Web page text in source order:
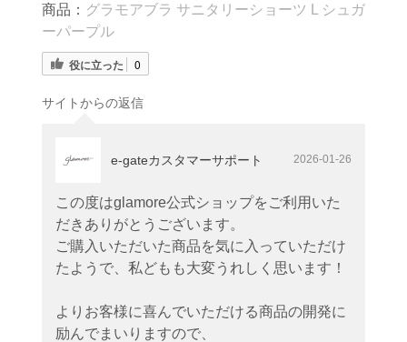
商品： グラモアブラ サニタリーショーツ L シュガ
ーパープル
役に立った 0
サイトからの返信
e-gateカスタマーサポート 2026-01-26
この度はglamore公式ショップをご利用いた
だきありがとうございます。
ご購入いただいた商品を気に入っていただけ
たようで、私どもも大変うれしく思います！
よりお客様に喜んでいただける商品の開発に
励んでまいりますので、